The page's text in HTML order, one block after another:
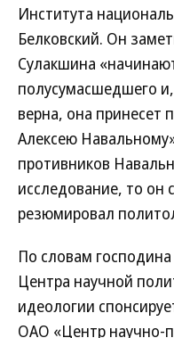
Института
Белковский. Он
Сулакшина
полусумасшедшего
верна, она принесет
Алексею
противников
исследование, то он
резюмировал
По словам
Центра научной
идеологии
ОАО «Центр научно-